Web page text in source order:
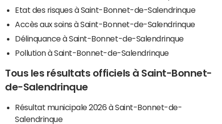
Etat des risques à Saint-Bonnet-de-Salendrinque
Accès aux soins à Saint-Bonnet-de-Salendrinque
Délinquance à Saint-Bonnet-de-Salendrinque
Pollution à Saint-Bonnet-de-Salendrinque
Tous les résultats officiels à Saint-Bonnet-
de-Salendrinque
Résultat municipale 2026 à Saint-Bonnet-de-
Salendrinque